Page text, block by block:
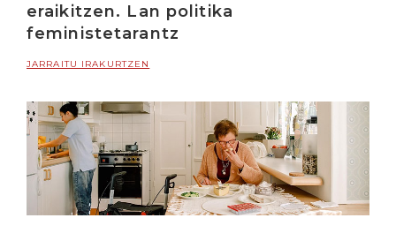
eraikitzen. Lan politika
feministetarantz
JARRAITU IRAKURTZEN